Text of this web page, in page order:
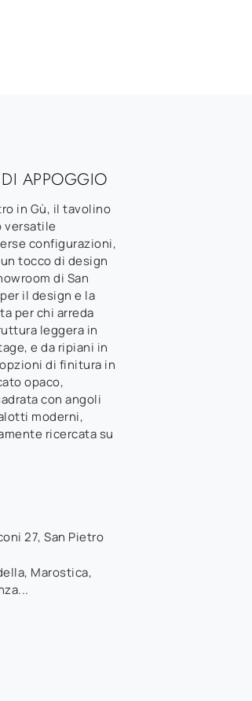
APPOGGIO
in Gù, il tavolino
versatile
configurazioni,
tocco di design
di San
il design e la
per chi arreda
leggera in
e da ripiani in
di finitura in
opaco,
con angoli
moderni,
ricercata su
27,San Pietro
Marostica,